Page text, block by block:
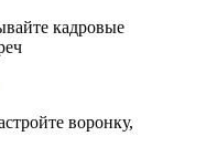
кадровые
воронку,